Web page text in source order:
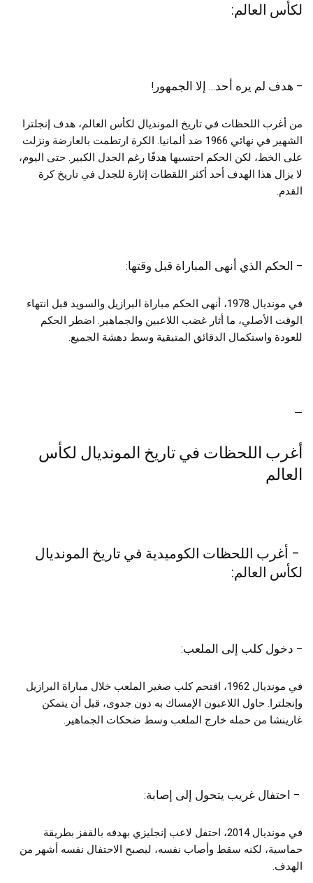
لكأس العالم:
– هدف لم يره أحد… إلا الجمهور!
من أغرب اللحظات في تاريخ المونديال لكأس العالم، هدف إنجلترا
الشهير في نهائي 1966 ضد ألمانيا. الكرة ارتطمت بالعارضة ونزلت
على الخط، لكن الحكم احتسبها هدفًا رغم الجدل الكبير. حتى اليوم،
لا يزال هذا الهدف أحد أكثر اللقطات إثارة للجدل في تاريخ كرة
القدم.
– الحكم الذي أنهى المباراة قبل وقتها:
في مونديال 1978، أنهى الحكم مباراة البرازيل والسويد قبل انتهاء
الوقت الأصلي، ما أثار غضب اللاعبين والجماهير. اضطر الحكم
للعودة واستكمال الدقائق المتبقية وسط دهشة الجميع.
—
أغرب اللحظات في تاريخ المونديال لكأس
العالم
– أغرب اللحظات الكوميدية في تاريخ المونديال
لكأس العالم:
– دخول كلب إلى الملعب:
في مونديال 1962، اقتحم كلب صغير الملعب خلال مباراة البرازيل
وإنجلترا. حاول اللاعبون الإمساك به دون جدوى، قبل أن يتمكن
غارينشا من حمله خارج الملعب وسط ضحكات الجماهير.
– احتفال غريب يتحول إلى إصابة:
في مونديال 2014، احتفل لاعب إنجليزي بهدفه بالقفز بطريقة
حماسية، لكنه سقط وأصاب نفسه، ليصبح الاحتفال نفسه أشهر من
الهدف.